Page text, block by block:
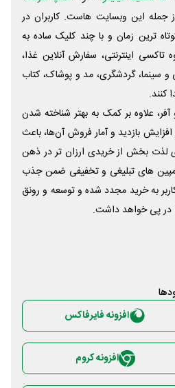
جمله این وبسایت ‌هاست. کاربران در
ترین زمان و با چند کلیک ساده به
اینترنتی، سفارش آنلاین غذا،
و سینما، گردشگری، مد و پوشاک، کتاب
کنند.
علاوه بر کمک به بهتر شناخته شدن
بازدید و آمار فروش آن‌ها، باعث
لذت بخش از خریدی ارزان تر در ذهن
های تبلیغی و تخفیفی ضمن جذب
به خرید مجدد شده و توسعه و رونق
در پی خواهد داشت.
افزونه فایرفاکس
افزونه کروم